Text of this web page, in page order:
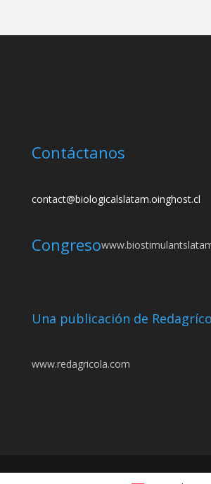
Contáctanos
contact@biologicalslatam.oinghost.cl
Congreso
Una publicación de
www.redagricola.com